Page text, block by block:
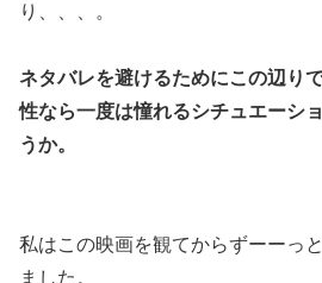
り、、、。
ネタバレを避けるためにこの辺り
性なら一度は憧れるシチュエーシ
うか。
私はこの映画を観てからずーーっ
ました。